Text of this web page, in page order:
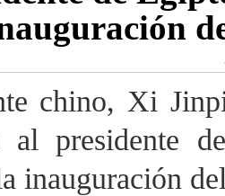
chino, Xi
al presidente
inauguración